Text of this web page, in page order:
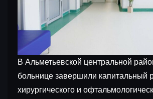
В Альметьевской центральной
больнице завершили капитальный
хирургического и